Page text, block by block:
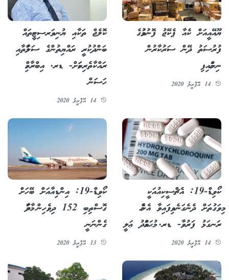
ޔޫއޭއީއަށް ކެއާ ޕެކޭޖު ފޮނުވުމުގެ
ފުރުސަތު ދޭން ސަރުކާރުން
ނިންމައިފި
14 އޭޕްރީލު 2020
ކޮލެޖް ތަކާއި ޔުނިވަރސިޓީތައް
ބަންދުކުރީ ރައްޔިތުންގެ ސަލާމަތާއި
ރައްކާތެރިކަމަށް- ޑރ. އިބްރާހިމް
ހަސަން
14 އޭޕްރީލު 2020
ކޯވިޑް-19: އެޗްސީކިއުއަކީ
މިވަގުތަށް ދެނެގަނެވިފައިވާ އެންމެ
ރަނގަޅު ފަރުވާ- ޑރ. މުޙައްމަދު ޢަލީ
14 އޭޕްރީލު 2020
ކޯވިޑް-19: އިންޑިއާއަށް ބޭހަށް
ގޮސްތިބި 152 ދިވެހިން މާދަމާ
ގެންނަނީ